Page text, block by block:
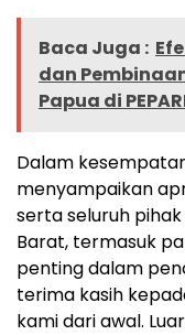
Baca Juga :
dan
Papua di
Dalam
menyampaikan
serta seluruh
Barat, termasuk
penting dalam
terima kasih
kami dari awal.